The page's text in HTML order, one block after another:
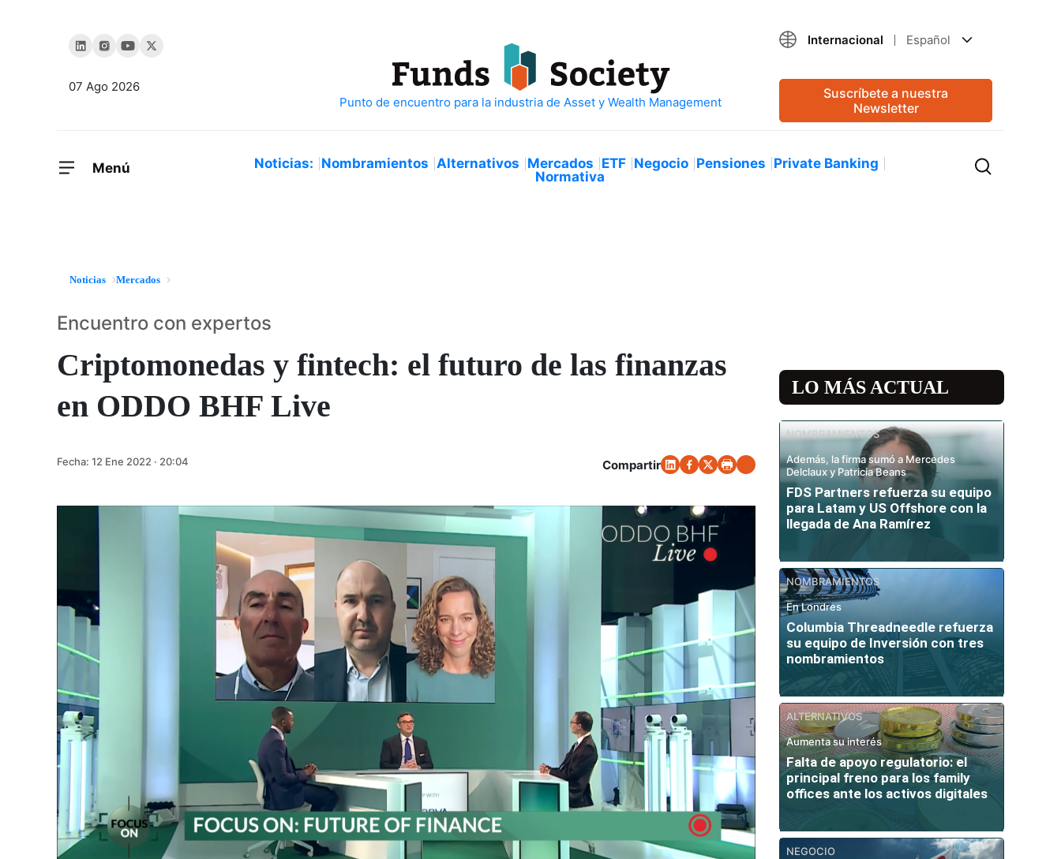
07 Ago 2026
Internacional Español
Suscríbete a nuestra
Newsletter
Menú Noticias: Nombramientos Alternativos Mercados ETF Negocio Pensiones Private Banking
Normativa
Noticias Mercados
Criptomonedas y fintech: el futuro de las finanzas
en ODDO BHF Live
Encuentro con expertos
Fecha: 12 Ene 2022 · 20:04 Compartir
LO MÁS ACTUAL
NOMBRAMIENTOS
Además, la firma sumó a Mercedes
Delclaux y Patricia Beans
FDS Partners refuerza su equipo
para Latam y US Offshore con la
llegada de Ana Ramírez
NOMBRAMIENTOS
En Londres
Columbia Threadneedle refuerza
su equipo de Inversión con tres
nombramientos
ALTERNATIVOS
Aumenta su interés
Falta de apoyo regulatorio: el
principal freno para los family
offices ante los activos digitales
NEGOCIO